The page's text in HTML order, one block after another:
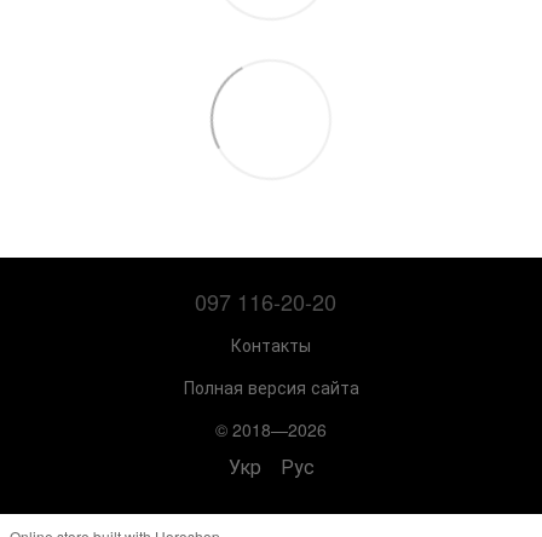
097 116-20-20
Контакты
Полная версия сайта
© 2018—2026
Укр Рус